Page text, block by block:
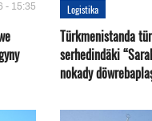
- 15:35 Logistika
Türkmenistanda
serhedindäki
nokady